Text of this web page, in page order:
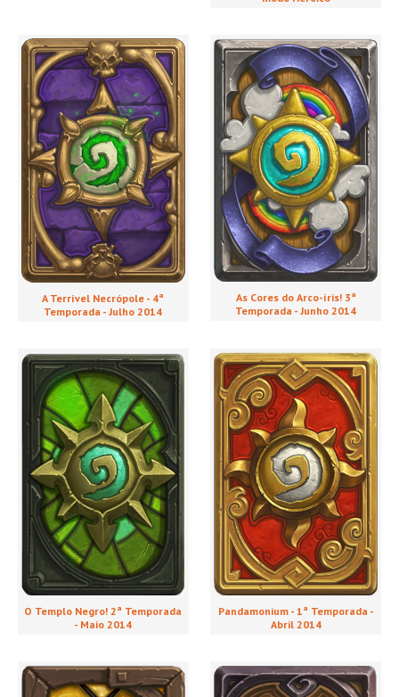
A Terrível Necrópole - 4ª
Temporada - Julho 2014
As Cores do Arco-íris! 3ª
Temporada - Junho 2014
O Templo Negro! 2ª Temporada
- Maio 2014
Pandamonium - 1ª Temporada -
Abril 2014